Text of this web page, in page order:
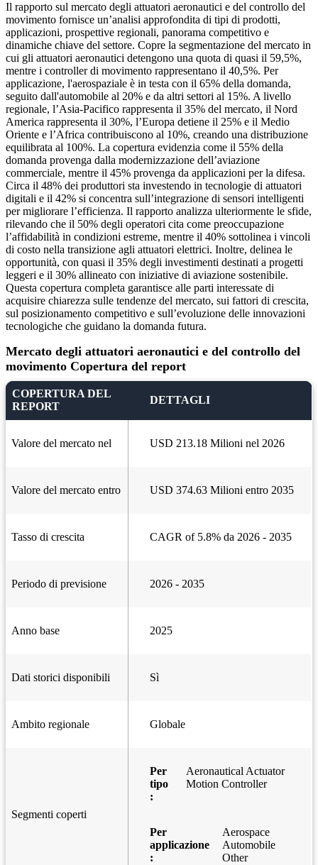
Il rapporto sul mercato degli attuatori aeronautici e del controllo del
movimento fornisce un’analisi approfondita di tipi di prodotti,
applicazioni, prospettive regionali, panorama competitivo e
dinamiche chiave del settore. Copre la segmentazione del mercato in
cui gli attuatori aeronautici detengono una quota di quasi il 59,5%,
mentre i controller di movimento rappresentano il 40,5%. Per
applicazione, l'aerospaziale è in testa con il 65% della domanda,
seguito dall'automobile al 20% e da altri settori al 15%. A livello
regionale, l’Asia-Pacifico rappresenta il 35% del mercato, il Nord
America rappresenta il 30%, l’Europa detiene il 25% e il Medio
Oriente e l’Africa contribuiscono al 10%, creando una distribuzione
equilibrata al 100%. La copertura evidenzia come il 55% della
domanda provenga dalla modernizzazione dell’aviazione
commerciale, mentre il 45% provenga da applicazioni per la difesa.
Circa il 48% dei produttori sta investendo in tecnologie di attuatori
digitali e il 42% si concentra sull’integrazione di sensori intelligenti
per migliorare l’efficienza. Il rapporto analizza ulteriormente le sfide,
rilevando che il 50% degli operatori cita come preoccupazione
l’affidabilità in condizioni estreme, mentre il 40% sottolinea i vincoli
di costo nella transizione agli attuatori elettrici. Inoltre, delinea le
opportunità, con quasi il 35% degli investimenti destinati a progetti
leggeri e il 30% allineato con iniziative di aviazione sostenibile.
Questa copertura completa garantisce alle parti interessate di
acquisire chiarezza sulle tendenze del mercato, sui fattori di crescita,
sul posizionamento competitivo e sull’evoluzione delle innovazioni
tecnologiche che guidano la domanda futura.
Mercato degli attuatori aeronautici e del controllo del
movimento Copertura del report
COPERTURA DEL
REPORT
DETTAGLI
Valore del mercato nel USD 213.18 Milioni nel 2026
Valore del mercato entro USD 374.63 Milioni entro 2035
Tasso di crescita CAGR of 5.8% da 2026 - 2035
Periodo di previsione 2026 - 2035
Anno base 2025
Dati storici disponibili Sì
Ambito regionale Globale
Segmenti coperti
Per
tipo
:
Aeronautical Actuator
Motion Controller
Per
applicazione
:
Aerospace
Automobile
Other